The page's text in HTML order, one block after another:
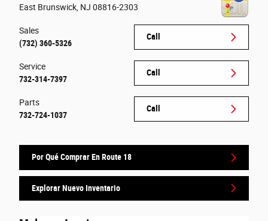
East Brunswick NJ 08816-2303
Call
Sales
(732) 360-5326
Call
Service
732-314-7397
Call
Parts
732-724-1037
Por Qué Comprar En Route 18
Explorar Nuevo Inventario